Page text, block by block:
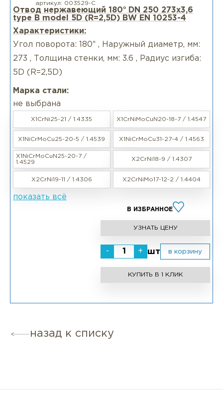
артикул: 003529-С
Отвод нержавеющий 180° DN 250 273x3,6
type B model 5D (R=2,5D) BW EN 10253-4
Характеристики:
Угол поворота: 180° , Наружный диаметр, мм:
273 , Толщина стенки, мм: 3.6 , Радиус изгиба:
5D (R=2,5D)
Марка стали:
не выбрана
X1CrNi25-21 / 1.4335 X1CrNiMoCuN20-18-7 / 1.4547
X1NiCrMoCu25-20-5 / 1.4539 X1NiCrMoCu31-27-4 / 1.4563
X1NiCrMoCuN25-20-7 /
1.4529
X2CrNi18-9 / 1.4307
X2CrNi19-11 / 1.4306 X2CrNiMo17-12-2 / 1.4404
показать всё
В ИЗБРАННОЕ
УЗНАТЬ ЦЕНУ
- + шт в корзину
КУПИТЬ В 1 КЛИК
назад к списку